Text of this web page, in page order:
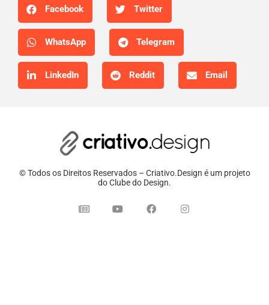
Facebook Twitter
WhatsApp Telegram
LinkedIn Reddit Email
© Todos os Direitos Reservados – Criativo.Design é um projeto
do Clube do Design.